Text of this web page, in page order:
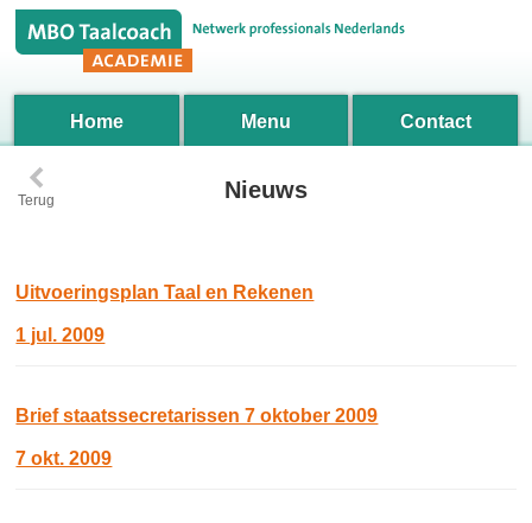
Home Menu Contact
‹
Terug Nieuws
Uitvoeringsplan Taal en Rekenen
1 jul. 2009
Brief staatssecretarissen 7 oktober 2009
7 okt. 2009